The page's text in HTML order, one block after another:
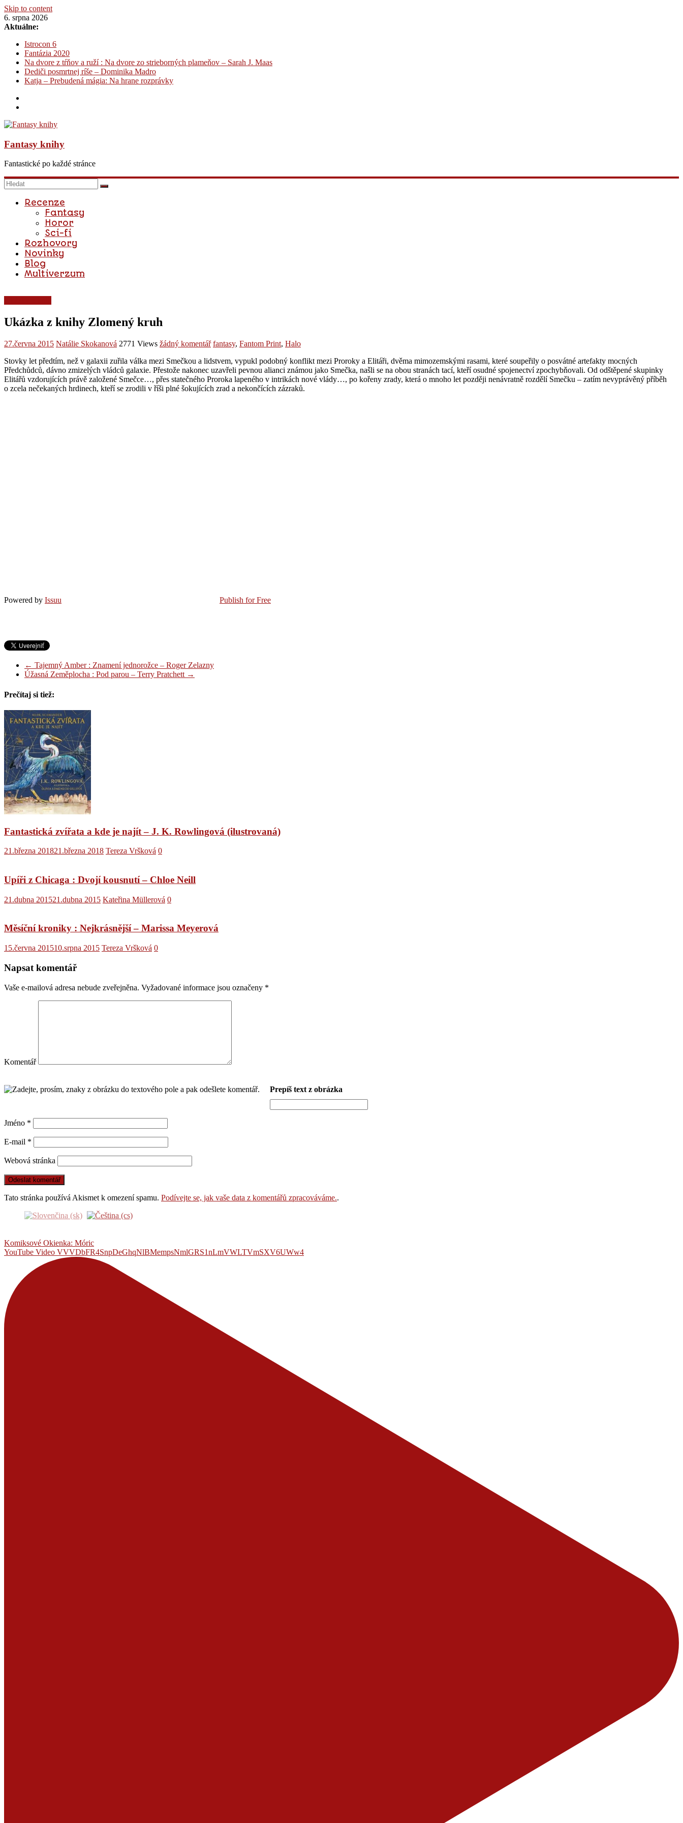
Skip to content
6. srpna 2026
Aktuálne:
Istrocon 6
Fantázia 2020
Na dvore z tŕňov a ruží : Na dvore zo strieborných plameňov – Sarah J. Maas
Dediči posmrtnej ríše – Dominika Madro
Katja – Prebudená mágia: Na hrane rozprávky
Fantasy knihy
Fantastické po každé stránce
Recenze
Fantasy
Horor
Sci-fi
Rozhovory
Novinky
Blog
Multiverzum
Ukázka z knihy Zlomený kruh
27.června 2015 Natálie Skokanová 2771 Views žádný komentář fantasy, Fantom Print, Halo
Stovky let předtím, než v galaxii zuřila válka mezi Smečkou a lidstvem, vypukl podobný konflikt mezi Proroky a Elitáři, dvěma mimozemskými rasami, které soupeřily o posvátné artefakty mocných
Předchůdců, dávno zmizelých vládců galaxie. Přestože nakonec uzavřeli pevnou alianci známou jako Smečka, našli se na obou stranách tací, kteří osudné spojenectví zpochybňovali. Od odštěpené skupinky
Elitářů vzdorujících právě založené Smečce…, přes statečného Proroka lapeného v intrikách nové vlády…, po kořeny zrady, která o mnoho let později nenávratně rozdělí Smečku – zatím nevyprávěný příběh
o zcela nečekaných hrdinech, kteří se zrodili v říši plné šokujících zrad a nekončících zázraků.
Powered by Issuu Publish for Free
← Tajemný Amber : Znamení jednorožce – Roger Zelazny
Úžasná Zeměplocha : Pod parou – Terry Pratchett →
Prečítaj si tiež:
Fantastická zvířata a kde je najít – J. K. Rowlingová (ilustrovaná)
21.března 201821.března 2018 Tereza Vršková 0
Upíři z Chicaga : Dvojí kousnutí – Chloe Neill
21.dubna 201521.dubna 2015 Kateřina Müllerová 0
Měsíční kroniky : Nejkrásnější – Marissa Meyerová
15.června 201510.srpna 2015 Tereza Vršková 0
Napsat komentář
Vaše e-mailová adresa nebude zveřejněna. Vyžadované informace jsou označeny *
Komentář
Prepíš text z obrázka
Jméno *
E-mail *
Webová stránka
Tato stránka používá Akismet k omezení spamu. Podívejte se, jak vaše data z komentářů zpracováváme..
Komiksové Okienka: Móric
YouTube Video VVVDbFR4SnpDeGhqNlBMempsNmlGRS1nLmVWLTVmSXV6UWw4